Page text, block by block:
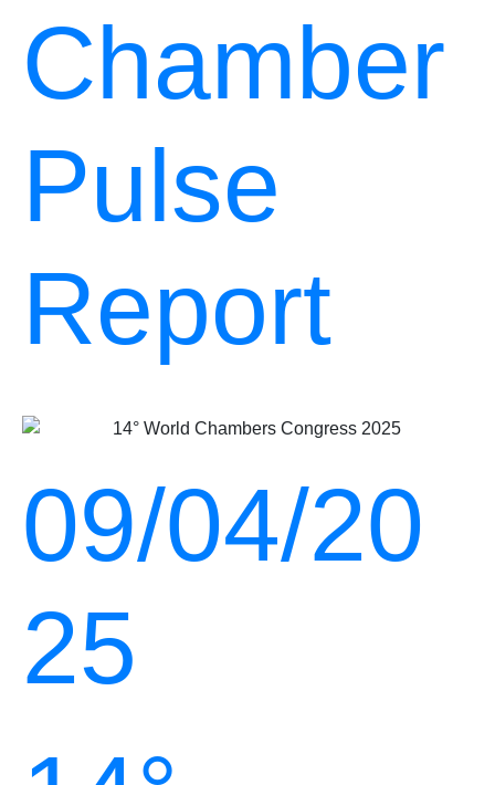
Chamber
Pulse
Report
09/04/20
25